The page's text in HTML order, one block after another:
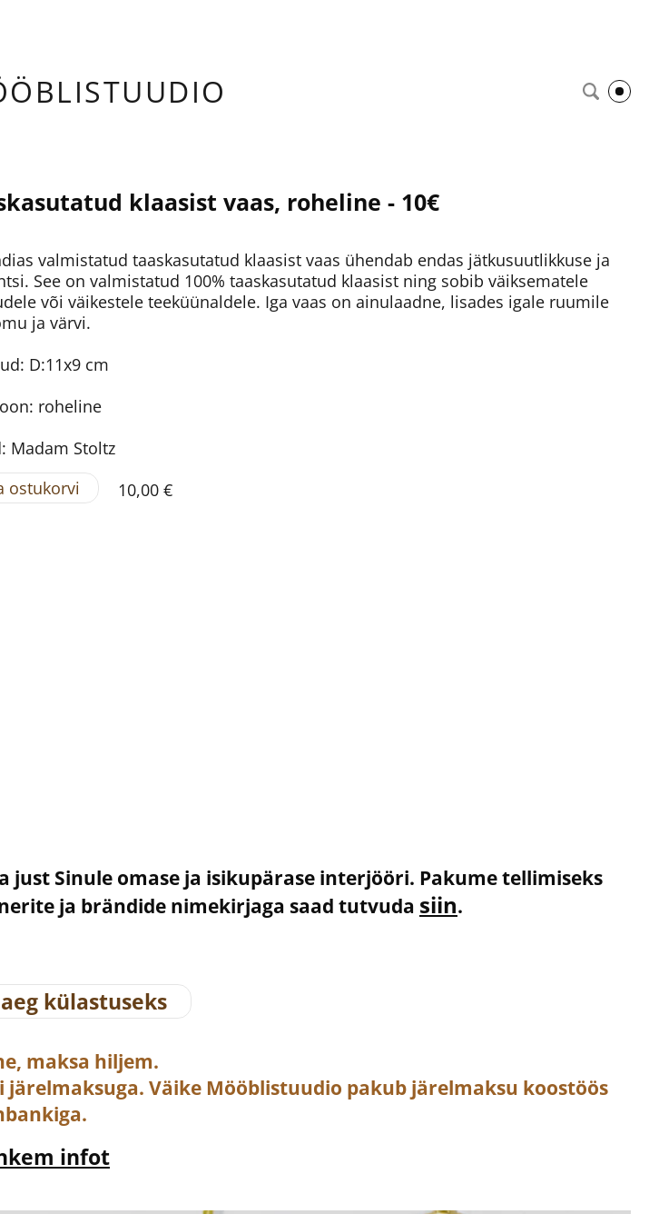
klaasist vaas, roheline - 10€
valmistatud taaskasutatud klaasist vaas ühendab endas jätkusuutlikkuse ja
See on valmistatud 100% taaskasutatud klaasist ning sobib väiksematele
või väikestele teeküünaldele. Iga vaas on ainulaadne, lisades igale ruumile
ja värvi.
D:11x9 cm
roheline
Madam Stoltz
ostukorvi
10,00 €
Sinule omase ja isikupärase interjööri. Pakume tellimiseks
ja brändide nimekirjaga saad tutvuda siin.
külastuseks
maksa hiljem.
järelmaksuga. Väike Mööblistuudio pakub järelmaksu koostöös
infot